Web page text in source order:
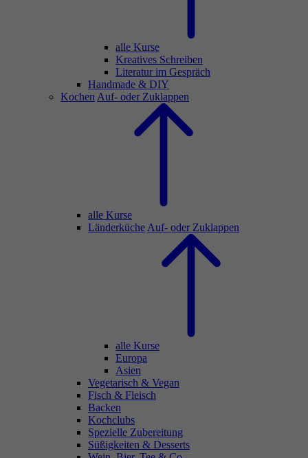
alle Kurse
Kreatives Schreiben
Literatur im Gespräch
Handmade & DIY
Kochen Auf- oder Zuklappen
alle Kurse
Länderküche Auf- oder Zuklappen
alle Kurse
Europa
Asien
Vegetarisch & Vegan
Fisch & Fleisch
Backen
Kochclubs
Spezielle Zubereitung
Süßigkeiten & Desserts